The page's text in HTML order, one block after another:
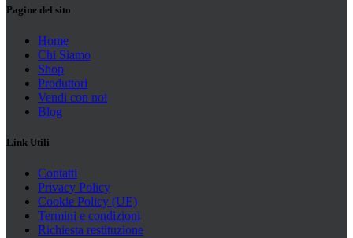
Pagine del sito
Home
Chi Siamo
Shop
Produttori
Vendi con noi
Blog
Link Utili
Contatti
Privacy Policy
Cookie Policy (UE)
Termini e condizioni
Richiesta restituzione